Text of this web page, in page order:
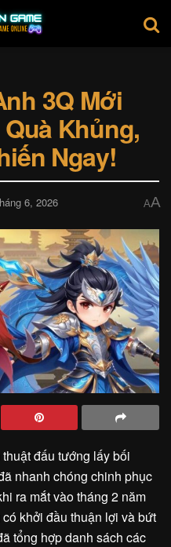
3Q Mới
Khủng,
Ngay!
6, 2026 AA
đấu tướng lấy bối
nhanh chóng chinh phục
ra mắt vào tháng 2 năm
khởi đầu thuận lợi và bứt
tổng hợp danh sách các